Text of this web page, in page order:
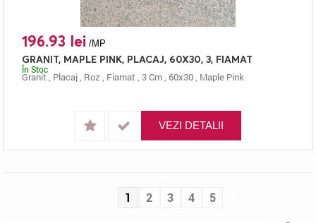
196.93 lei /MP
GRANIT, MAPLE PINK, PLACAJ, 60X30, 3, FIAMAT
Granit, Placaj Roz Fiamat 3 Cm 60x30 Maple Pink
În Stoc
VEZI DETALII
1 2 3 4 5